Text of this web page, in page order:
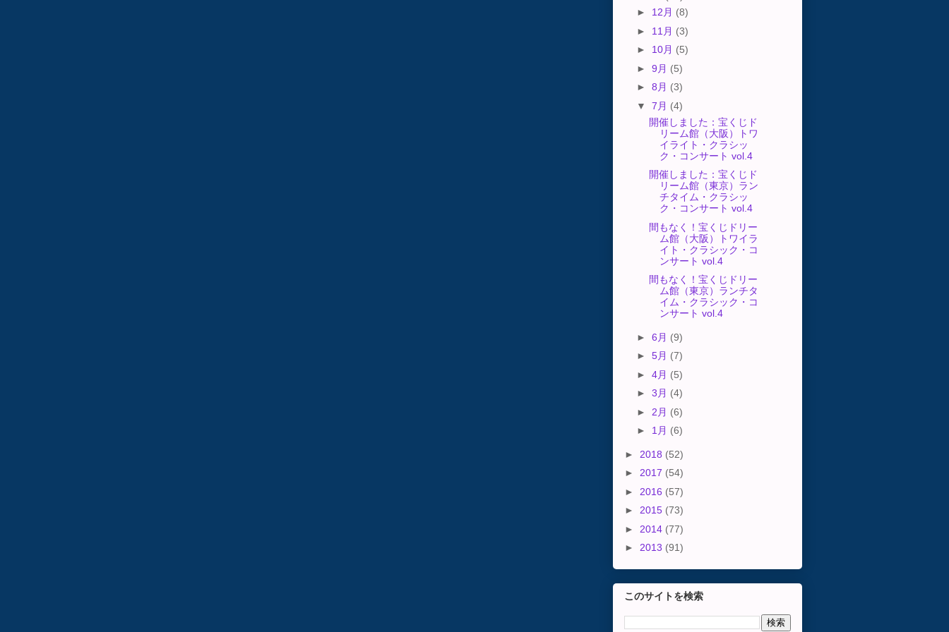
► 12月 (8)
► 11月 (3)
► 10月 (5)
► 9月 (5)
► 8月 (3)
▼ 7月 (4)
開催しました：宝くじド
リーム館（大阪）トワ
イライト・クラシッ
ク・コンサート vol.4
開催しました：宝くじド
リーム館（東京）ラン
チタイム・クラシッ
ク・コンサート vol.4
間もなく！宝くじドリー
ム館（大阪）トワイラ
イト・クラシック・コ
ンサート vol.4
間もなく！宝くじドリー
ム館（東京）ランチタ
イム・クラシック・コ
ンサート vol.4
► 6月 (9)
► 5月 (7)
► 4月 (5)
► 3月 (4)
► 2月 (6)
► 1月 (6)
► 2018 (52)
► 2017 (54)
► 2016 (57)
► 2015 (73)
► 2014 (77)
► 2013 (91)
このサイトを検索